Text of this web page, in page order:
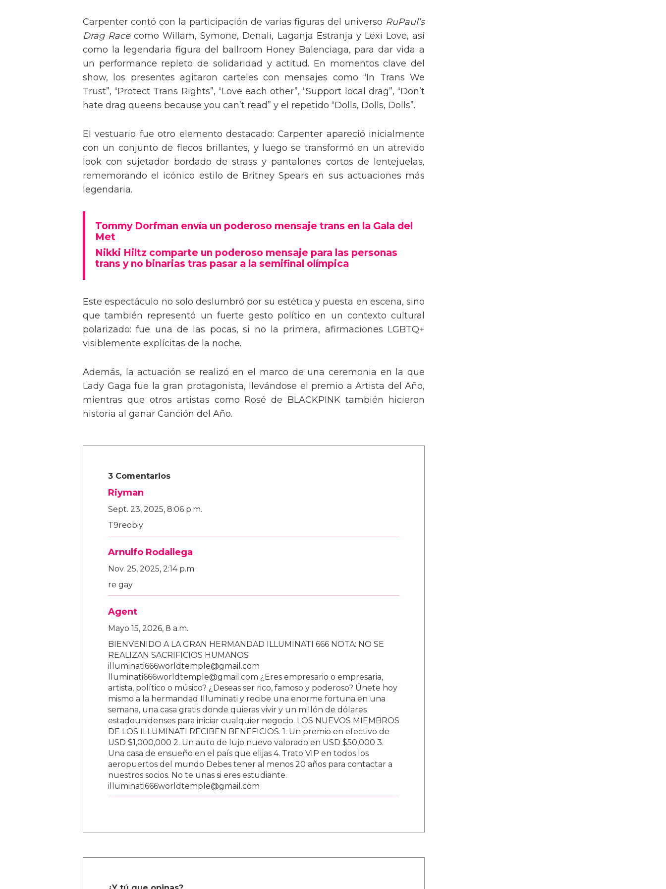
Carpenter contó con la participación de varias figuras del universo RuPaul’s
Drag Racecomo Willam, Symone, Denali, Laganja Estranja y Lexi Love, así
como la legendaria figura del ballroom Honey Balenciaga, para dar vida a
un performance repleto de solidaridad y actitud. En momentos clave del
show, los presentes agitaron carteles con mensajes como “In Trans We
Trust”, “Protect Trans Rights”, “Love each other”, “Support local drag”, “Don’t
hate drag queens because you can’t read” y el repetido “Dolls, Dolls, Dolls”.
El vestuario fue otro elemento destacado: Carpenter apareció inicialmente
con un conjunto de flecos brillantes, y luego se transformó en un atrevido
look con sujetador bordado de strass y pantalones cortos de lentejuelas,
rememorando el icónico estilo de Britney Spears en sus actuaciones más
legendaria.
Tommy Dorfman envía un poderoso mensaje trans en la Gala del
Met
Nikki Hiltz comparte un poderoso mensaje para las personas
trans y no binarias tras pasar a la semifinal olímpica
Este espectáculo no solo deslumbró por su estética y puesta en escena, sino
que también representó un fuerte gesto político en un contexto cultural
polarizado: fue una de las pocas, si no la primera, afirmaciones LGBTQ+
visiblemente explícitas de la noche.
Además, la actuación se realizó en el marco de una ceremonia en la que
Lady Gaga fue la gran protagonista, llevándose el premio a Artista del Año,
mientras que otros artistas como Rosé de BLACKPINK también hicieron
historia al ganar Canción del Año.
3 Comentarios
Riyman
Sept. 23, 2025, 8:06 p.m.
T9reobiy
Arnulfo Rodallega
Nov. 25, 2025, 2:14 p.m.
re gay
Agent
Mayo 15, 2026, 8 a.m.
BIENVENIDO A LA GRAN HERMANDAD ILLUMINATI 666 NOTA: NO SE
REALIZAN SACRIFICIOS HUMANOS
illuminati666worldtemple@gmail.com
lluminati666worldtemple@gmail.com ¿Eres empresario o empresaria,
artista, político o músico? ¿Deseas ser rico, famoso y poderoso? Únete hoy
mismo a la hermandad Illuminati y recibe una enorme fortuna en una
semana, una casa gratis donde quieras vivir y un millón de dólares
estadounidenses para iniciar cualquier negocio. LOS NUEVOS MIEMBROS
DE LOS ILLUMINATI RECIBEN BENEFICIOS. 1. Un premio en efectivo de
USD $1,000,000 2. Un auto de lujo nuevo valorado en USD $50,000 3.
Una casa de ensueño en el país que elijas 4. Trato VIP en todos los
aeropuertos del mundo Debes tener al menos 20 años para contactar a
nuestros socios. No te unas si eres estudiante.
illuminati666worldtemple@gmail.com